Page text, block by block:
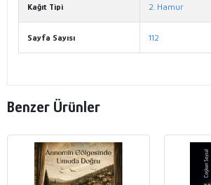
Kağıt Tipi 2. Hamur
Sayfa Sayısı 112
Benzer Ürünler